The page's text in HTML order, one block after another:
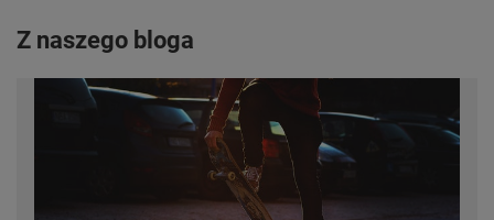
Z naszego bloga